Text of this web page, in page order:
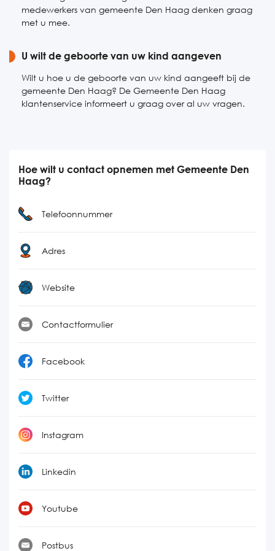
medewerkers van gemeente Den Haag denken graag
met u mee.
U wilt de geboorte van uw kind aangeven
Wilt u hoe u de geboorte van uw kind aangeeft bij de
gemeente Den Haag? De Gemeente Den Haag
klantenservice informeert u graag over al uw vragen.
Hoe wilt u contact opnemen met Gemeente Den
Haag?
Telefoonnummer
Adres
Website
Contactformulier
Facebook
Twitter
Instagram
Linkedin
Youtube
Postbus